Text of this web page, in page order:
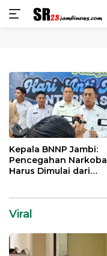
konten
«
Kepala BNNP Jambi:
Pencegahan Narkoba
Harus Dimulai dari
Viral